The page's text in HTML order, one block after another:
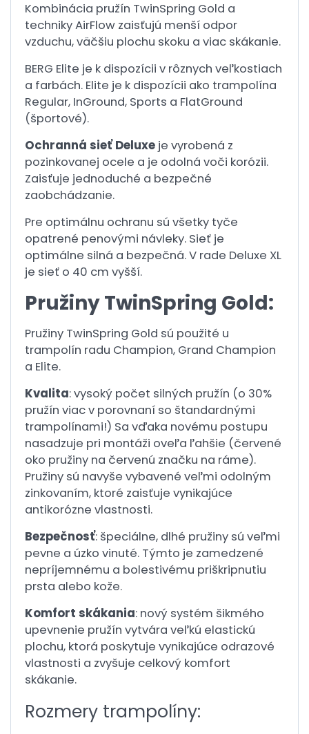
Kombinácia pružín TwinSpring Gold a
techniky AirFlow zaisťujú menší odpor
vzduchu, väčšiu plochu skoku a viac skákanie.
BERG Elite je k dispozícii v rôznych veľkostiach
a farbách. Elite je k dispozícii ako trampolína
Regular, InGround, Sports a FlatGround
(športové).
Ochranná sieť Deluxe je vyrobená z
pozinkovanej ocele a je odolná voči korózii.
Zaisťuje jednoduché a bezpečné
zaobchádzanie.
Pre optimálnu ochranu sú všetky tyče
opatrené penovými návleky. Sieť je
optimálne silná a bezpečná. V rade Deluxe XL
je sieť o 40 cm vyšší.
Pružiny TwinSpring Gold:
Pružiny TwinSpring Gold sú použité u
trampolín radu Champion, Grand Champion
a Elite.
Kvalita: vysoký počet silných pružín (o 30%
pružín viac v porovnaní so štandardnými
trampolínami!) Sa vďaka novému postupu
nasadzuje pri montáži oveľa ľahšie (červené
oko pružiny na červenú značku na ráme).
Pružiny sú navyše vybavené veľmi odolným
zinkovaním, ktoré zaisťuje vynikajúce
antikorózne vlastnosti.
Bezpečnosť: špeciálne, dlhé pružiny sú veľmi
pevne a úzko vinuté. Týmto je zamedzené
nepríjemnému a bolestivému priškripnutiu
prsta alebo kože.
Komfort skákania: nový systém šikmého
upevnenie pružín vytvára veľkú elastickú
plochu, ktorá poskytuje vynikajúce odrazové
vlastnosti a zvyšuje celkový komfort
skákanie.
Rozmery trampolíny: